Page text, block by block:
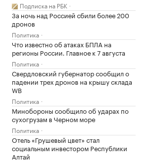
Подписка на РБК
За ночь над Россией сбили более 200
дронов
Политика
Что известно об атаках БПЛА на
регионы России. Главное к 7 августа
Политика
Свердловский губернатор сообщил о
падении трех дронов на крышу склада
WB
Политика
Минобороны сообщило об ударах по
сухогрузам в Черном море
Политика
Отель «Грушевый цвет» стал
социальным инвестором Республики
Алтай